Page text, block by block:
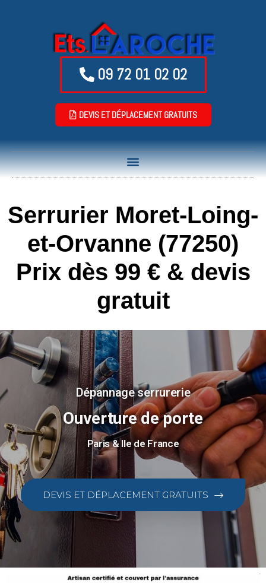
09 72 01 02 02
DEVIS ET DÉPLACEMENT GRATUITS
Serrurier Moret-Loing-
et-Orvanne (77250)
Prix dès 99 € & devis
gratuit
Dépannage serrurerie
Ouverture de porte
Paris & Ile de France
DEVIS ET DÉPLACEMENT GRATUITS